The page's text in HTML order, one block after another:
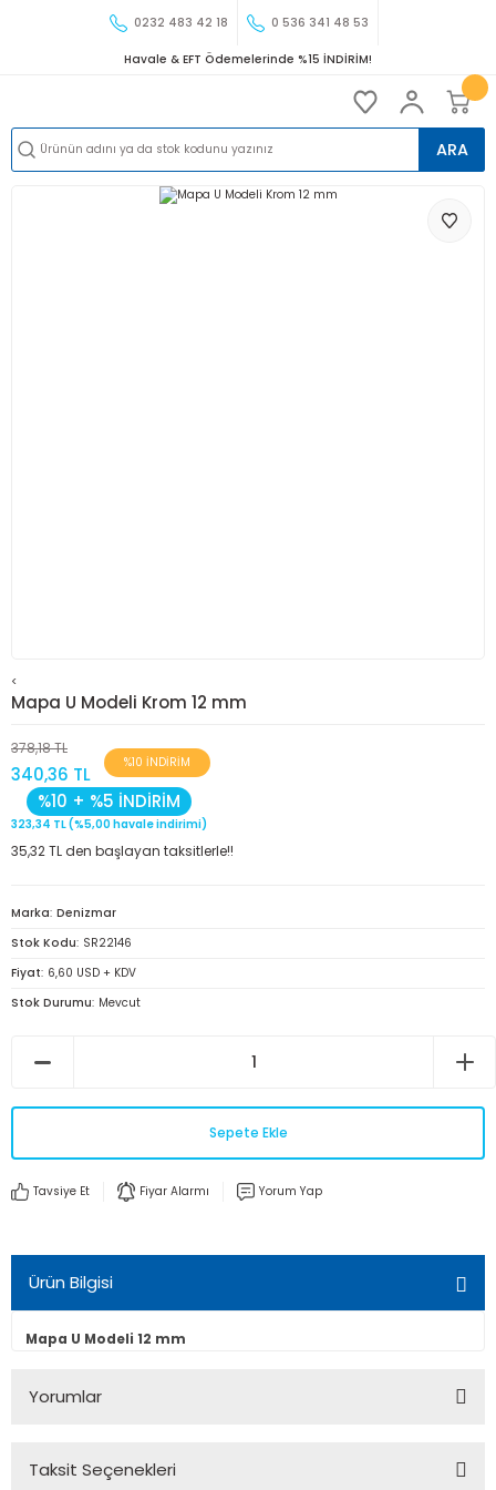
0232 483 42 18 0 536 341 48 53
Havale & EFT Ödemelerinde %15 İNDİRİM!
ARA
<
Mapa U Modeli Krom 12 mm
378,18 TL
340,36 TL
%10 İNDİRİM
%10 + %5 İNDİRİM
323,34 TL (%5,00 havale indirimi)
35,32 TL den başlayan taksitlerle!!
Marka Denizmar
Stok Kodu SR22146
Fiyat 6,60 USD + KDV
Stok Durumu Mevcut
Sepete Ekle
Tavsiye Et Fiyar Alarmı Yorum Yap
Ürün Bilgisi
Mapa U Modeli 12 mm
Yorumlar
Taksit Seçenekleri